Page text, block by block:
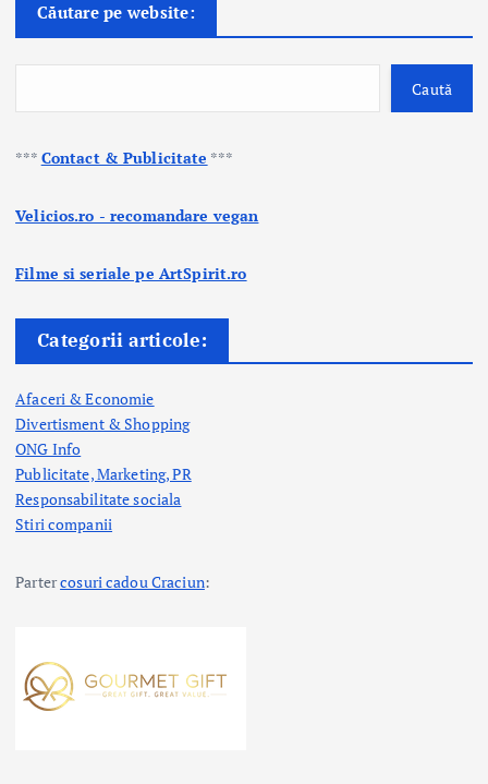
Căutare pe website:
Caută
*** Contact & Publicitate ***
Velicios.ro - recomandare vegan
Filme si seriale pe ArtSpirit.ro
Categorii articole:
Afaceri & Economie
Divertisment & Shopping
ONG Info
Publicitate, Marketing, PR
Responsabilitate sociala
Stiri companii
Partercosuri cadou Craciun: